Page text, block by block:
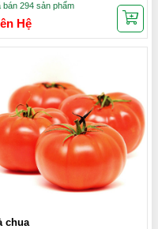
bán 294 sản phẩm
Hệ
chua